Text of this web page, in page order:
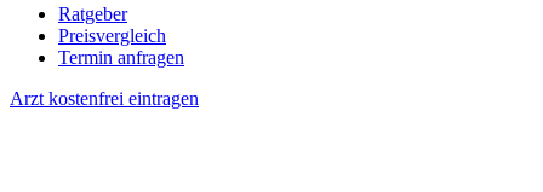
Ratgeber
Preisvergleich
Termin anfragen
Arzt kostenfrei eintragen